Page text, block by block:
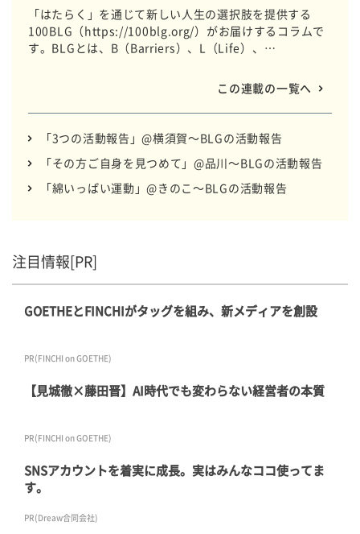
「はたらく」を通じて新しい人生の選択肢を提供する
100BLG（https://100blg.org/）がお届けするコラムで
す。BLGとは、B（Barriers）、L（Life）、
を通じてメンバーと一緒に企業と協働しながら想いをカ
タチにしています。 全国のBLGのいつもの日常をお届け
します。
この連載の一覧へ
「3つの活動報告」@横須賀～BLGの活動報告
「その方ご自身を見つめて」@品川～BLGの活動報告
「綿いっぱい運動」@きのこ～BLGの活動報告
注目情報[PR]
GOETHEとFINCHIがタッグを組み、新メディアを創設
PR(FINCHI on GOETHE)
【見城徹×藤田晋】AI時代でも変わらない経営者の本質
PR(FINCHI on GOETHE)
SNSアカウントを着実に成長。実はみんなココ使ってま
す。
PR(Dreaw合同会社)